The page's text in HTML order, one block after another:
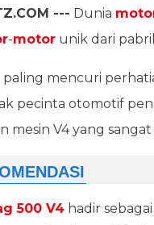
--- Dunia
-motor unik dari
paling mencuri
pecinta otomotif
mesin V4 yang
500 V4 hadir